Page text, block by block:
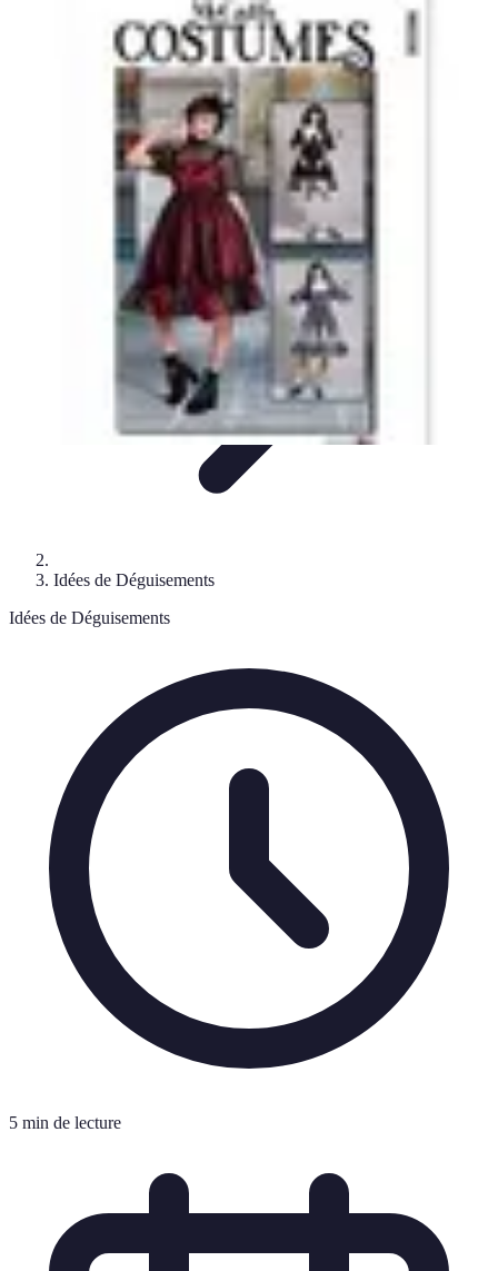
Déguisements Frayeurs
Idées de DéguisementsDIY et AstucesDIY et
InspirationIdées de déguisements
Déguisements Frayeurs
Idées de Déguisements
Idées de Déguisements
5 min de lecture